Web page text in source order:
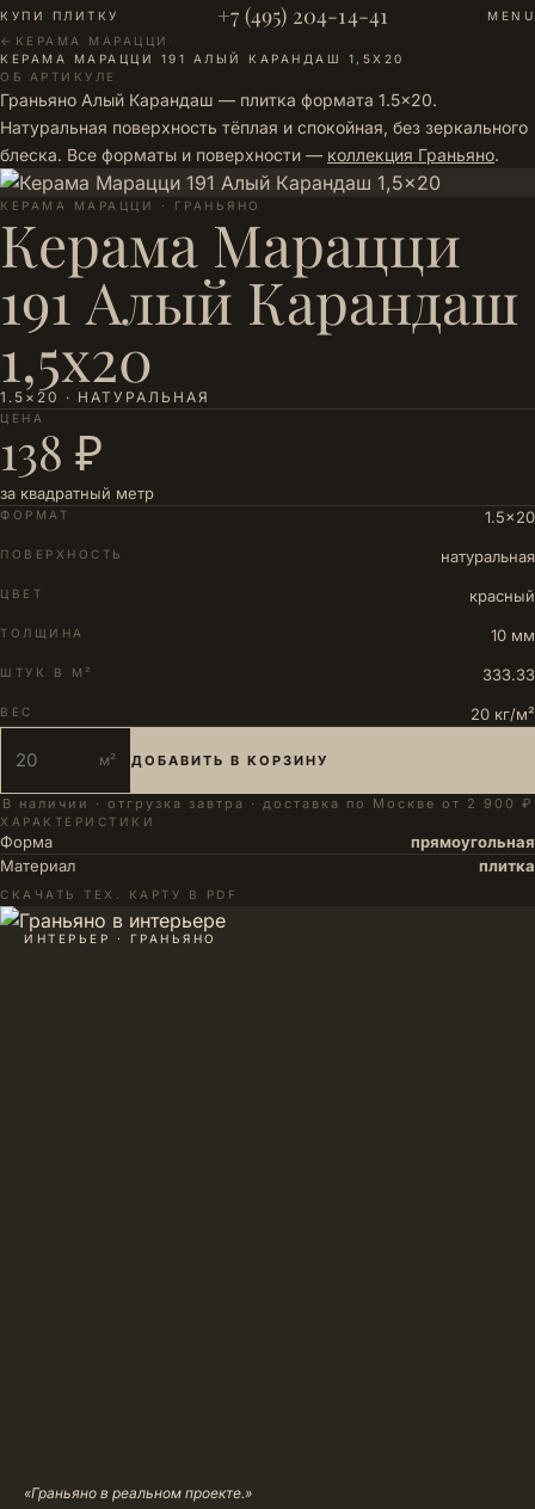
КУПИ ПЛИТКУ +7 (495) 204-14-41
MENU
← КЕРАМА МАРАЦЦИ ·
КЕРАМА МАРАЦЦИ 191 АЛЫЙ КАРАНДАШ 1,5X20
ОБ АРТИКУЛЕ
Граньяно Алый Карандаш — плитка формата 1.5×20.
Натуральная поверхность тёплая и спокойная, без зеркального
блеска. Все форматы и поверхности — коллекция Граньяно.
КЕРАМА МАРАЦЦИ · ГРАНЬЯНО
Керама Марацци
191 Алый Карандаш
1,5x20
1.5×20 · НАТУРАЛЬНАЯ
ЦЕНА
138 ₽
за квадратный метр
ФОРМАТ 1.5×20
ПОВЕРХНОСТЬ натуральная
ЦВЕТ красный
ТОЛЩИНА 10 мм
ШТУК В М² 333.33
ВЕС 20 кг/м²
м² ДОБАВИТЬ В КОРЗИНУ
В наличии · отгрузка завтра · доставка по Москве от 2 900 ₽
ХАРАКТЕРИСТИКИ
Форма
прямоугольная
Материал
плитка
СКАЧАТЬ ТЕХ. КАРТУ В PDF
ИНТЕРЬЕР · ГРАНЬЯНО
«Граньяно в реальном проекте.»